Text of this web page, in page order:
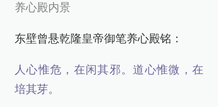
养心殿内景
东壁曾悬乾隆皇帝御笔养心殿铭：
人心惟危，在闲其邪。道心惟微，在
培其芽。